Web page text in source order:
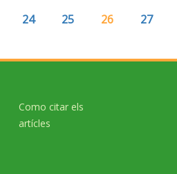
24 25 26 27
Como citar els
artícles